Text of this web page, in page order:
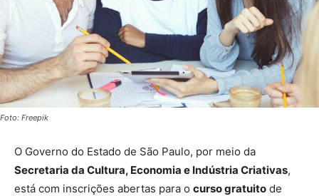
Foto: Freepik
O Governo do Estado de São Paulo, por meio da
Secretaria da Cultura, Economia e Indústria Criativas,
está com inscrições abertas para o curso gratuito de